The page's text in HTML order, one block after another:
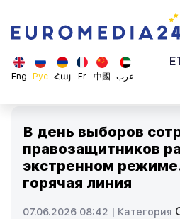
Eng Рус Հայ Fr 中國 عرب
В день выборов
правозащитников
экстренном
горячая линия
07.06.2026 08:42 | Категория